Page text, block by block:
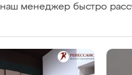
менеджер быстро